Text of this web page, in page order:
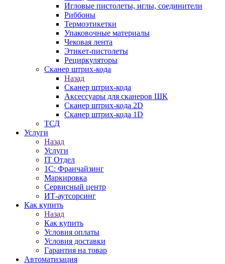
Игловые пистолеты, иглы, соединители
Риббоны
Термоэтикетки
Упаковочные материалы
Чековая лента
Этикет-пистолеты
Рециркуляторы
Сканер штрих-кода
Назад
Сканер штрих-кода
Аксессуары для сканеров ШК
Сканер штрих-кода 2D
Сканер штрих-кода 1D
ТСД
Услуги
Назад
Услуги
IT Отдел
1С: Франчайзинг
Маркировка
Сервисный центр
ИТ-аутсорсинг
Как купить
Назад
Как купить
Условия оплаты
Условия доставки
Гарантия на товар
Автоматизация